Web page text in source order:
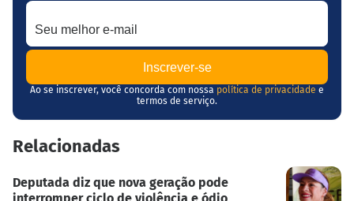
Seu melhor e-mail
Ao se inscrever, você concorda com nossa política de privacidade e
termos de serviço.
Relacionadas
Deputada diz que nova geração pode
interromper ciclo de violência e ódio